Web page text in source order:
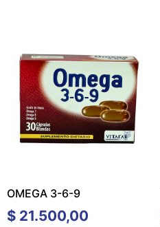
OMEGA 3-6-9
$ 21.500,00